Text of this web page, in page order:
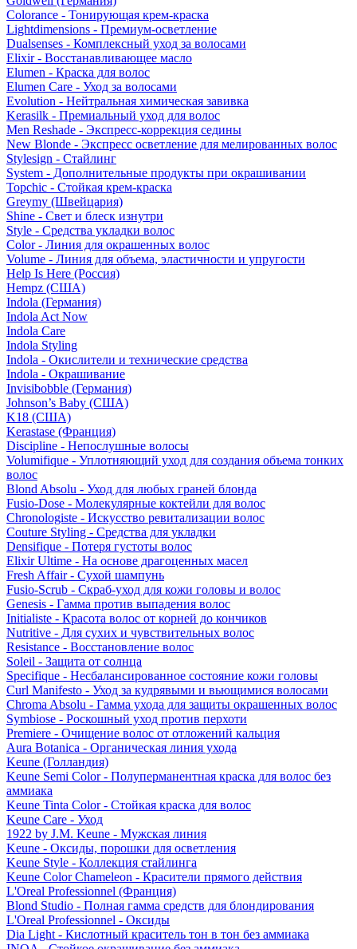
Colorance - Тонирующая крем-краска
Lightdimensions - Премиум-осветление
Dualsenses - Комплексный уход за волосами
Elixir - Восстанавливающее масло
Elumen - Краска для волос
Elumen Care - Уход за волосами
Evolution - Нейтральная химическая завивка
Kerasilk - Премиальный уход для волос
Men Reshade - Экспресс-коррекция седины
New Blonde - Экспресс осветление для мелированных волос
Stylesign - Стайлинг
System - Дополнительные продукты при окрашивании
Topchic - Стойкая крем-краска
Greymy (Швейцария)
Shine - Свет и блеск изнутри
Style - Средства укладки волос
Color - Линия для окрашенных волос
Volume - Линия для объема, эластичности и упругости
Help Is Here (Россия)
Hempz (США)
Indola (Германия)
Indola Act Now
Indola Care
Indola Styling
Indola - Окислители и технические средства
Indola - Окрашивание
Invisibobble (Германия)
Johnson’s Baby (США)
K18 (США)
Kerastase (Франция)
Discipline - Непослушные волосы
Volumifique - Уплотняющий уход для создания объема тонких
волос
Blond Absolu - Уход для любых граней блонда
Fusio-Dose - Молекулярные коктейли для волос
Chronologiste - Искусство ревитализации волос
Couture Styling - Средства для укладки
Densifique - Потеря густоты волос
Elixir Ultime - На основе драгоценных масел
Fresh Affair - Сухой шампунь
Fusio-Scrub - Скраб-уход для кожи головы и волос
Genesis - Гамма против выпадения волос
Initialiste - Красота волос от корней до кончиков
Nutritive - Для сухих и чувствительных волос
Resistance - Восстановление волос
Soleil - Защита от солнца
Specifique - Несбалансированное состояние кожи головы
Curl Manifesto - Уход за кудрявыми и вьющимися волосами
Chroma Absolu - Гамма ухода для защиты окрашенных волос
Symbiose - Роскошный уход против перхоти
Premiere - Очищение волос от отложений кальция
Aura Botanica - Органическая линия ухода
Keune (Голландия)
Keune Semi Color - Полуперманентная краска для волос без
аммиака
Keune Tinta Color - Стойкая краска для волос
Keune Care - Уход
1922 by J.M. Keune - Мужская линия
Keune - Оксиды, порошки для осветления
Keune Style - Коллекция стайлинга
Keune Color Chameleon - Красители прямого действия
L'Oreal Professionnel (Франция)
Blond Studio - Полная гамма средств для блондирования
L'Oreal Professionnel - Оксиды
Dia Light - Кислотный краситель тон в тон без аммиака